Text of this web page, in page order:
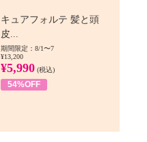
キュアフォルテ 髪と頭
皮...
期間限定：8/1〜7
¥13,200
¥5,990 (税込)
54%OFF